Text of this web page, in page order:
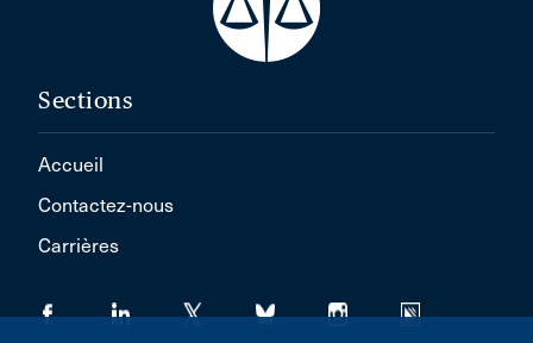
Sections
Accueil
Contactez-nous
Carrières